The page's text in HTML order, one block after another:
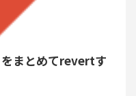
まとめてrevertす